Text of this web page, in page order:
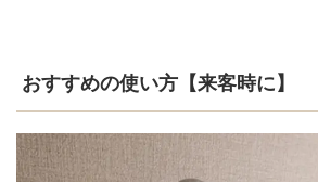
おすすめの使い方【来客時に】